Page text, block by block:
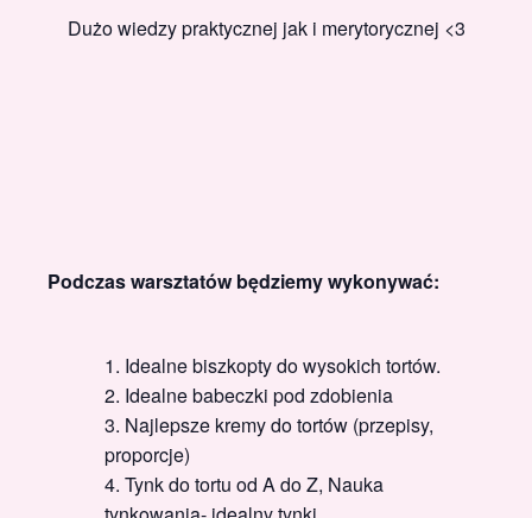
Dużo wiedzy praktycznej jak i merytorycznej <3
Podczas warsztatów będziemy wykonywać:
Idealne biszkopty do wysokich tortów.
Idealne babeczki pod zdobienia
Najlepsze kremy do tortów (przepisy,
proporcje)
Tynk do tortu od A do Z, Nauka